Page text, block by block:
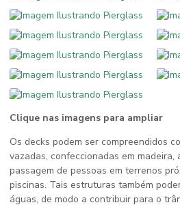
Clique nas imagens para ampliar
Os decks podem ser compreendidos
vazadas, confeccionadas em
passagem de pessoas em terrenos
piscinas. Tais estruturas também
águas, de modo a contribuir para o